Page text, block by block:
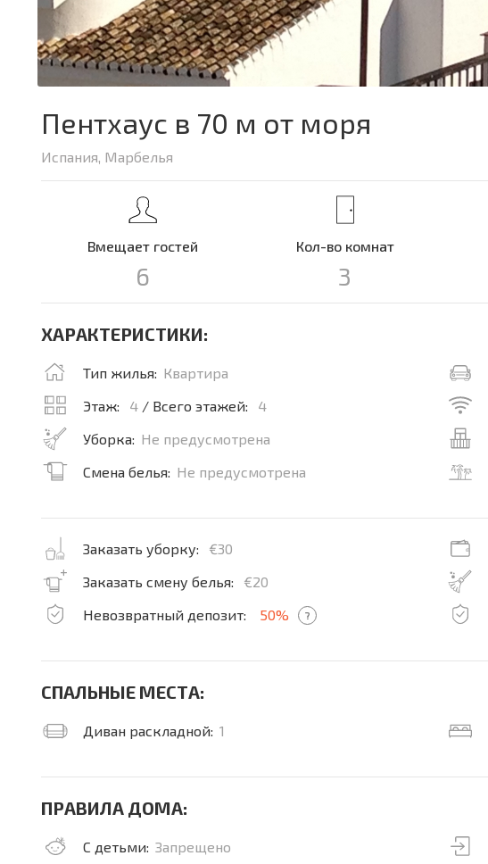
Пентхаус в 70 м от моря
Испания, Марбелья
Вмещает гостей
6
Кол-во комнат
3
ХАРАКТЕРИСТИКИ:
Тип жилья: Квартира
Этаж:
4 / Всего этажей:
4
Уборка: Не предусмотрена
Смена белья: Не предусмотрена
Заказать уборку:
€30
Заказать смену белья:
€20
Невозвратный депозит:
50% ?
СПАЛЬНЫЕ МЕСТА:
Диван раскладной: 1
ПРАВИЛА ДОМА:
С детьми: Запрещено